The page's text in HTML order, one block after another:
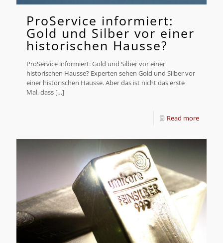
ProService informiert:
Gold und Silber vor einer
historischen Hausse?
ProService informiert: Gold und Silber vor einer
historischen Hausse? Experten sehen Gold und Silber vor
einer historischen Hausse. Aber das ist nicht das erste
Mal, dass […]
Read more